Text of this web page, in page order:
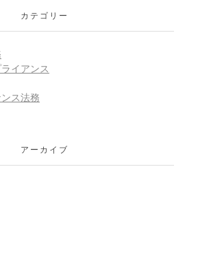
カテゴリー
イアンス
ス法務
アーカイブ